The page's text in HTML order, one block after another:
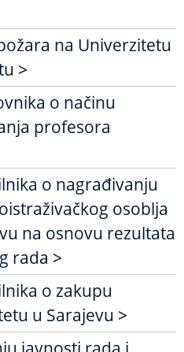
na Univerzitetu
>
o načinu
profesora
o nagrađivanju
osoblja
na osnovu rezultata
rada >
o zakupu
u Sarajevu >